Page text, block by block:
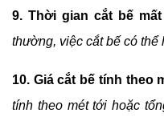
9. Thời gian cắt bế
thường, việc cắt bế có thể
10. Giá cắt bế tính theo
tính theo mét tới hoặc